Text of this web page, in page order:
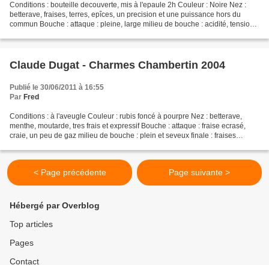
Conditions : bouteille decouverte, mis à l'epaule 2h Couleur : Noire Nez :
betterave, fraises, terres, epîces, un precision et une puissance hors du
commun Bouche : attaque : pleine, large milieu de bouche : acidité, tension,
Claude Dugat - Charmes Chambertin 2004
Publié le 30/06/2011 à 16:55
Par Fred
Conditions : à l'aveugle Couleur : rubis foncé à pourpre Nez : betterave,
menthe, moutarde, tres frais et expressif Bouche : attaque : fraise ecrasé,
craie, un peu de gaz milieu de bouche : plein et seveux finale : fraises
< Page précédente Page suivante >
Hébergé par Overblog
Top articles
Pages
Contact